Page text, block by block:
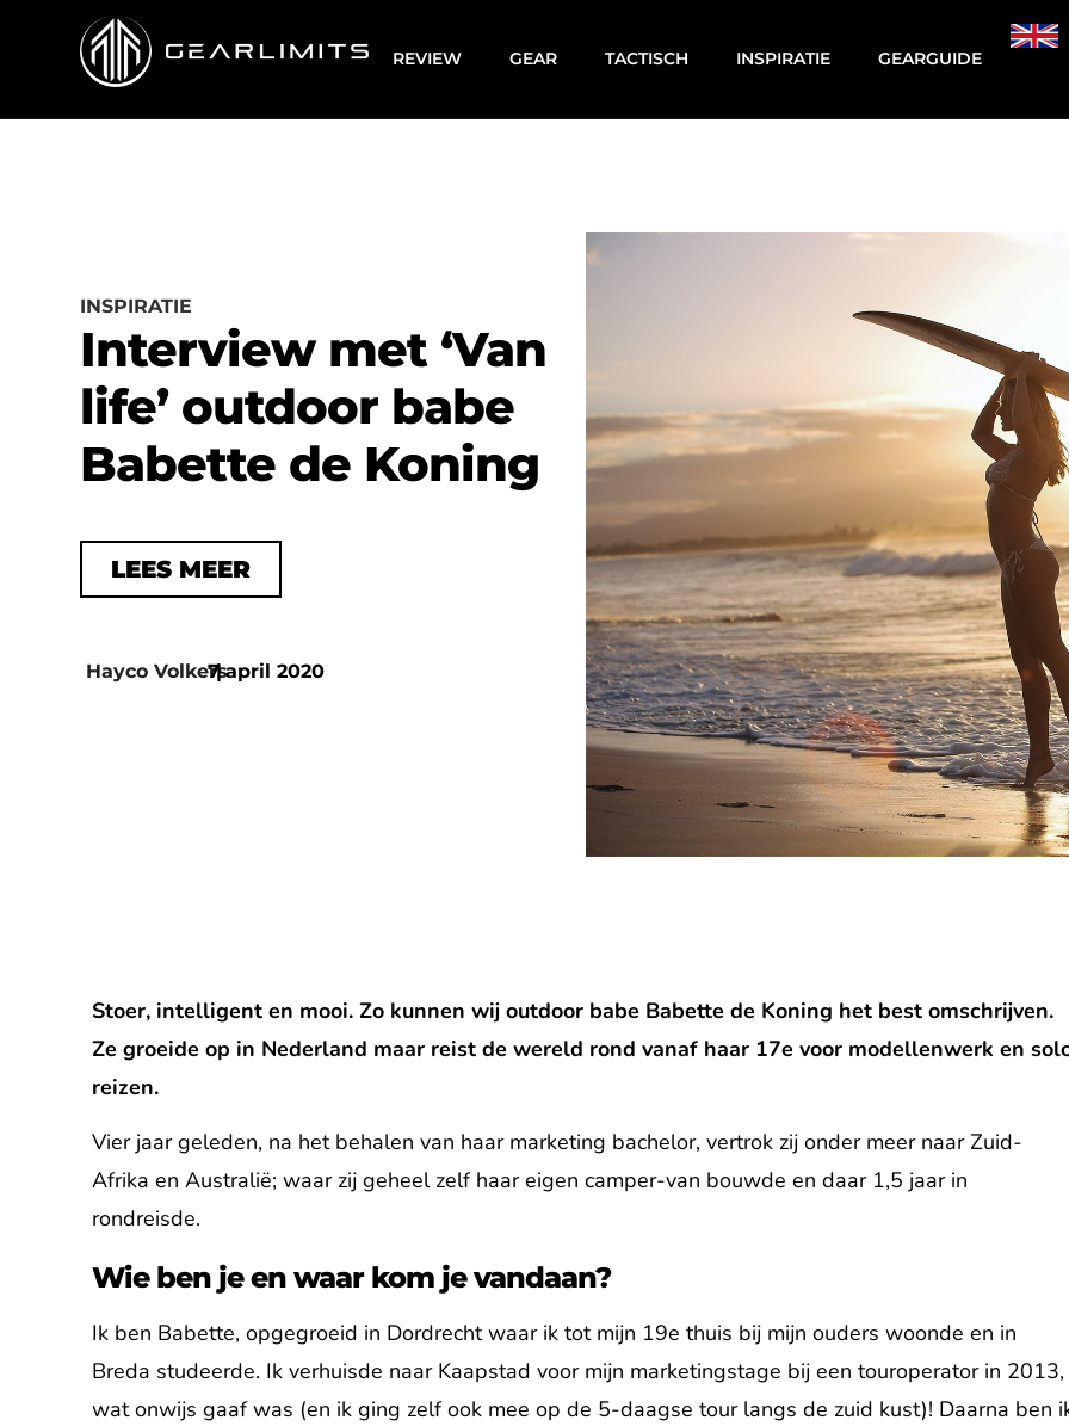
REVIEW GEAR TACTISCH INSPIRATIE GEARGUIDE
INSPIRATIE
Interview met ‘Van
life’ outdoor babe
Babette de Koning
LEES MEER
Hayco Volkers
|
7 april 2020
Stoer, intelligent en mooi. Zo kunnen wij outdoor babe Babette de Koning het best omschrijven.
Ze groeide op in Nederland maar reist de wereld rond vanaf haar 17e voor modellenwerk en
reizen.
Vier jaar geleden, na het behalen van haar marketing bachelor, vertrok zij onder meer naar Zuid-
Afrika en Australië; waar zij geheel zelf haar eigen camper-van bouwde en daar 1,5 jaar in
rondreisde.
Wie ben je en waar kom je vandaan?
Ik ben Babette, opgegroeid in Dordrecht waar ik tot mijn 19e thuis bij mijn ouders woonde en in
Breda studeerde. Ik verhuisde naar Kaapstad voor mijn marketingstage bij een touroperator in 2013,
wat onwijs gaaf was (en ik ging zelf ook mee op de 5-daagse tour langs de zuid kust)! Daarna ben